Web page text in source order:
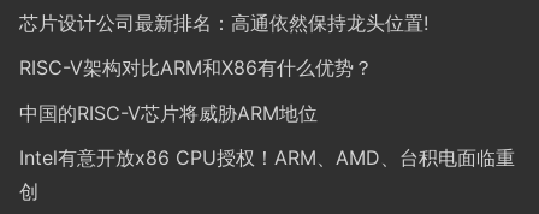
芯片设计公司最新排名：高通依然保持龙头位置!
RISC-V架构对比ARM和X86有什么优势？
中国的RISC-V芯片将威胁ARM地位
Intel有意开放x86 CPU授权！ARM、AMD、台积电面临重
创